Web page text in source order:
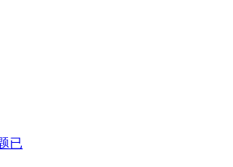
已